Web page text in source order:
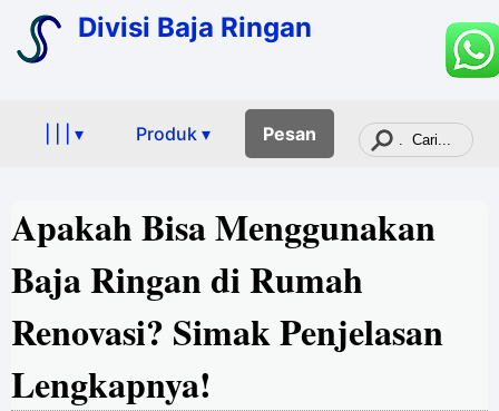
Divisi Baja Ringan
| | | ▾ Produk ▾ Pesan
Apakah Bisa Menggunakan
Baja Ringan di Rumah
Renovasi? Simak Penjelasan
Lengkapnya!